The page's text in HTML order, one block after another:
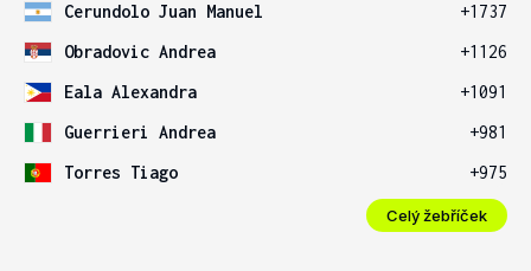
Cerundolo Juan Manuel
+1737
Obradovic Andrea
+1126
Eala Alexandra
+1091
Guerrieri Andrea
+981
Torres Tiago
+975
Celý žebříček